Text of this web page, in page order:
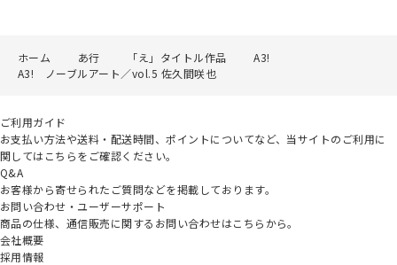
ホーム あ行 「え」タイトル作品
A3!
A3! ノーブルアート／vol.5 佐久間咲也
ご利用ガイド
お支払い方法や送料・配送時間、ポイントについてなど、当サイトのご利用に
関してはこちらをご確認ください。
Q&A
お客様から寄せられたご質問などを掲載しております。
お問い合わせ・ユーザーサポート
商品の仕様、通信販売に関するお問い合わせはこちらから。
会社概要
採用情報